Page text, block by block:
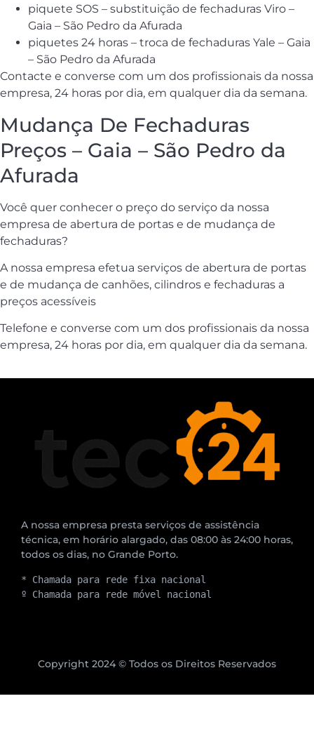
piquete SOS – substituição de fechaduras Viro –
Gaia – São Pedro da Afurada
piquetes 24 horas – troca de fechaduras Yale – Gaia
– São Pedro da Afurada
Contacte e converse com um dos profissionais da nossa
empresa, 24 horas por dia, em qualquer dia da semana.
Mudança De Fechaduras
Preços – Gaia – São Pedro da
Afurada
Você quer conhecer o preço do serviço da nossa
empresa de abertura de portas e de mudança de
fechaduras?
A nossa empresa efetua serviços de abertura de portas
e de mudança de canhões, cilindros e fechaduras a
preços acessíveis
Telefone e converse com um dos profissionais da nossa
empresa, 24 horas por dia, em qualquer dia da semana.
A nossa empresa presta serviços de assistência
técnica, em horário alargado, das 08:00 às 24:00 horas,
todos os dias, no Grande Porto.
* Chamada para rede fixa nacional
º Chamada para rede móvel nacional
Copyright 2024 © Todos os Direitos Reservados